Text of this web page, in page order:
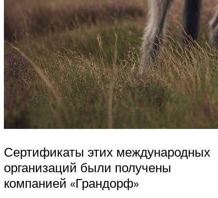
Сертификаты этих международных
организаций были получены
компанией «Грандорф»